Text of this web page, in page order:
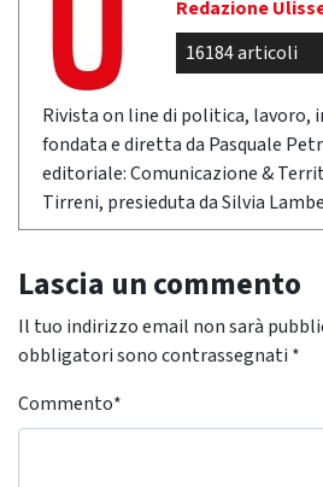
Redazione
16184 articoli
Rivista on line di politica, lavoro,
fondata e diretta da Pasquale
editoriale: Comunicazione &
Tirreni, presieduta da Silvia
Lascia un commento
Il tuo indirizzo email non sarà
obbligatori sono contrassegnati *
Commento*